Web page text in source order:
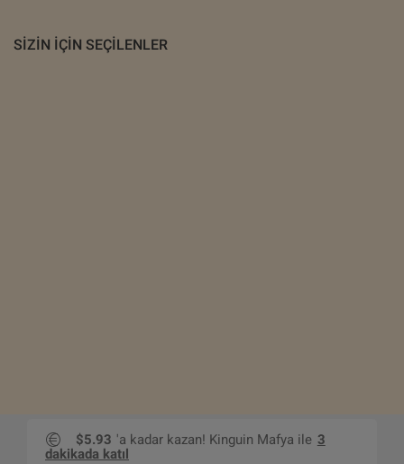
SIZIN IÇIN SEÇILENLER
$5.93 'a kadar kazan! Kinguin Mafya ile 3
dakikada katıl